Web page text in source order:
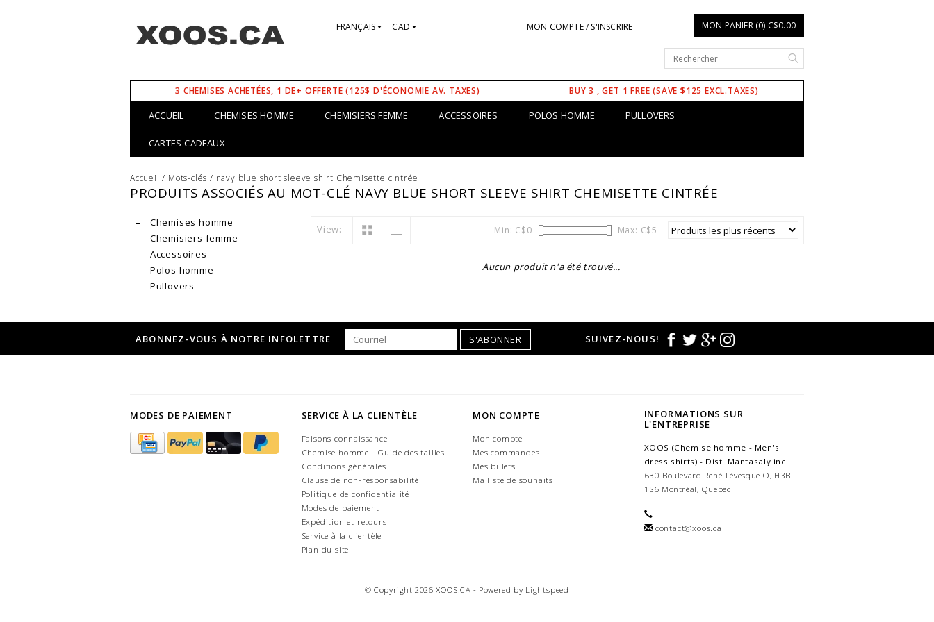
FRANÇAIS CAD MON COMPTE / S'INSCRIRE MON PANIER (0) C$0.00
3 CHEMISES ACHETÉES, 1 DE+ OFFERTE (125$ D'ÉCONOMIE AV. TAXES) BUY 3 , GET 1 FREE (SAVE $125 EXCL.TAXES)
ACCUEIL CHEMISES HOMME CHEMISIERS FEMME ACCESSOIRES POLOS HOMME PULLOVERS
CARTES-CADEAUX
Accueil / Mots-clés / navy blue short sleeve shirt Chemisette cintrée
PRODUITS ASSOCIÉS AU MOT-CLÉ NAVY BLUE SHORT SLEEVE SHIRT CHEMISETTE CINTRÉE
Chemises homme
Chemisiers femme
Accessoires
Polos homme
Pullovers
View: Min: C$0 Max: C$5
Aucun produit n'a été trouvé...
ABONNEZ-VOUS À NOTRE INFOLETTRE S'ABONNER SUIVEZ-NOUS!
MODES DE PAIEMENT SERVICE À LA CLIENTÈLE
Faisons connaissance
Chemise homme - Guide des tailles
Conditions générales
Clause de non-responsabilité
Politique de confidentialité
Modes de paiement
Expédition et retours
Service à la clientèle
Plan du site
MON COMPTE
Mon compte
Mes commandes
Mes billets
Ma liste de souhaits
INFORMATIONS SUR
L'ENTREPRISE
XOOS (Chemise homme - Men's
dress shirts) - Dist. Mantasaly inc
630 Boulevard René-Lévesque O, H3B
1S6 Montréal, Quebec
contact@xoos.ca
© Copyright 2026 XOOS.CA - Powered by Lightspeed